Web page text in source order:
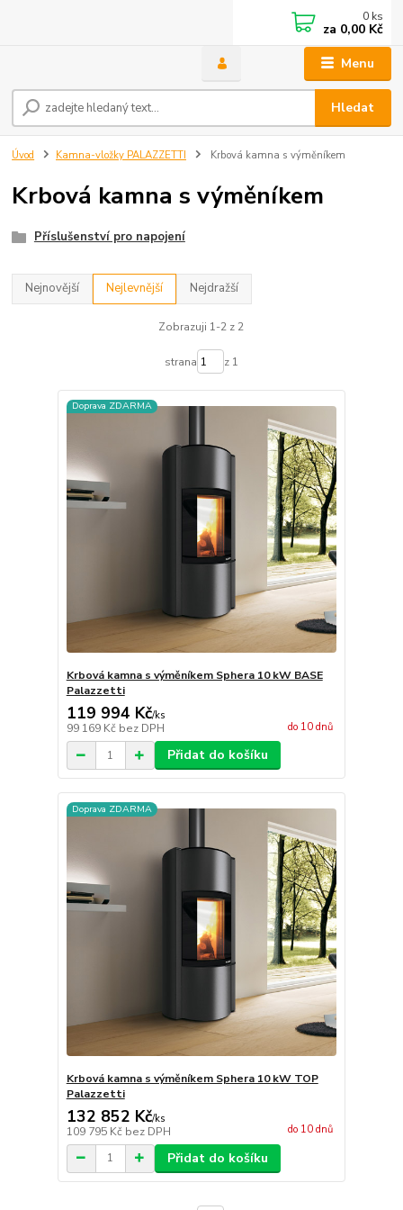
Menu
Hledat
0 ks
za 0,00 Kč
Úvod Kamna-vložky PALAZZETTI Krbová kamna s výměníkem
Krbová kamna s výměníkem
Příslušenství pro napojení
Nejnovější Nejlevnější Nejdražší
Zobrazuji 1-2 z 2
strana z 1
Doprava ZDARMA
Krbová kamna s výměníkem Sphera 10 kW BASE
Palazzetti
119 994 Kč/ks
99 169 Kč bez DPH do 10 dnů
Přidat do košíku
Doprava ZDARMA
Krbová kamna s výměníkem Sphera 10 kW TOP
Palazzetti
132 852 Kč/ks
109 795 Kč bez DPH do 10 dnů
Přidat do košíku